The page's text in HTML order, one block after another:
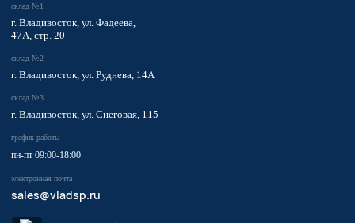
график работы
пн-пт 09:00-18:00
электронная почта
sales@vladsp.ru
склад №1
г. Владивосток, ул. Фадеева,
47А, стр. 20
склад №2
г. Владивосток, ул. Руднева, 14А
склад №3
г. Владивосток, ул. Снеговая, 115